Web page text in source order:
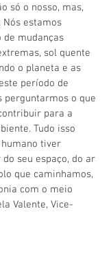
só o nosso, mas,
Nós estamos
mudanças
sol quente
o planeta e as
período de
perguntarmos o que
para a
Tudo isso
humano tiver
seu espaço, do ar
que caminhamos,
com o meio
Valente, Vice-